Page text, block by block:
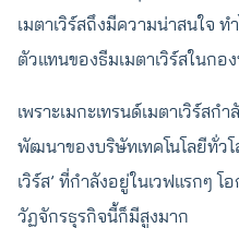
เมตาเวิร์สถึงมีความน่าสนใจ ท
ตัวแทนของธีมเมตาเวิร์สในก
เพราะเมกะเทรนด์เมตาเวิร์ส
พัฒนาของบริษัทเทคโนโลยีทั่วโ
เวิร์ส’ ที่กำลังอยู่ในเวฟแรกๆ โ
วัฏจักรธุรกิจนี้ก็มีสูงมาก